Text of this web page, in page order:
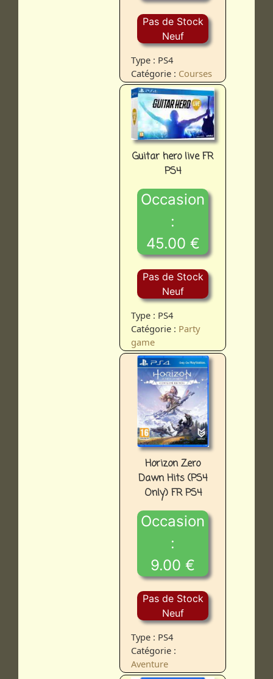
Pas de Stock
Neuf
Type : PS4
Catégorie : Courses
Guitar hero live FR
PS4
Occasion
:
45.00 €
Pas de Stock
Neuf
Type : PS4
Catégorie : Party
game
Horizon Zero
Dawn Hits (PS4
Only) FR PS4
Occasion
:
9.00 €
Pas de Stock
Neuf
Type : PS4
Catégorie :
Aventure